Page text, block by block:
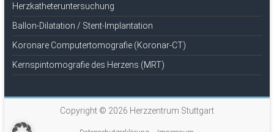
Herzkatheteruntersuchung
Ballon-Dilatation / Stent-Implantation
Koronare Computertomografie (Koronar-CT)
Kernspintomografie des Herzens (MRT)
Copyright © 2026 Herzzentrum Stuttgart